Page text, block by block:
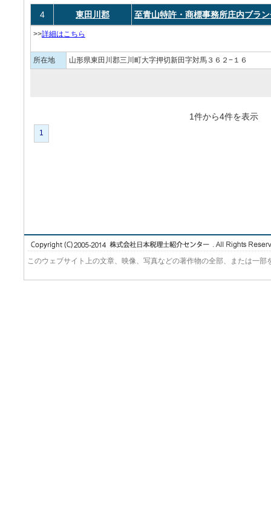
4 東田川郡 至青山特許・商標事務所庄内ブラ
>>詳細はこちら
所在地 山形県東田川郡三川町大字押切新田字対馬３６２−１６
1件から4件を表
1
このウェブサイト上の文章、映像、写真などの著作物の全部、または一